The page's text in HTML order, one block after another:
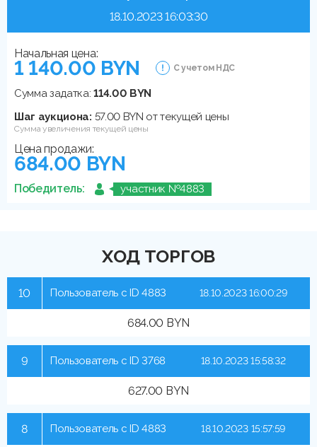
18.10.2023 16:03:30
Начальная цена:
1 140.00 BYN С учетом НДС
Сумма задатка:114.00 BYN
Шаг аукциона: 57.00 BYN от текущей цены
Сумма увеличения текущей цены
Цена продажи:
684.00 BYN
Победитель: участник №4883
ХОД ТОРГОВ
10 Пользователь с ID 4883
684.00 BYN
18.10.2023 16:00:29
9 Пользователь с ID 3768
627.00 BYN
18.10.2023 15:58:32
8 Пользователь с ID 4883 18.10.2023 15:57:59